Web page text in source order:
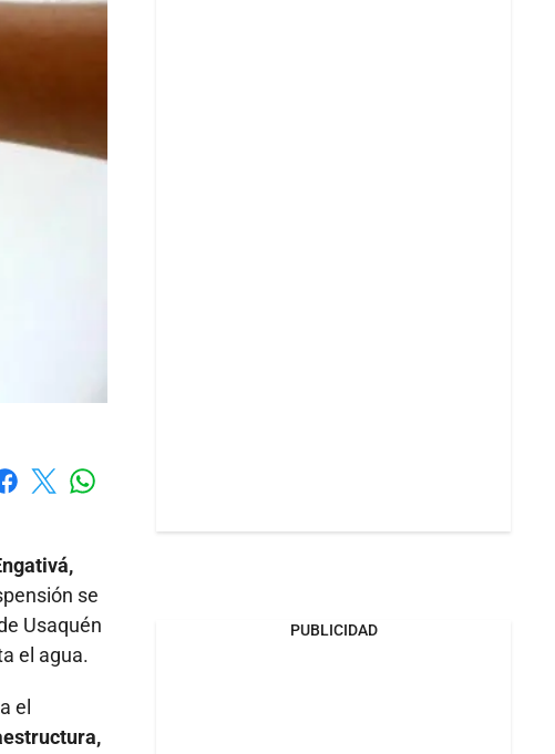
se
Usaquén
el agua.
el
PUBLICIDAD